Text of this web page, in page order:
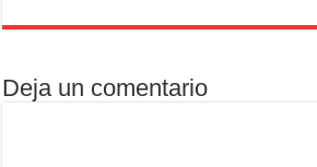
Deja un comentario